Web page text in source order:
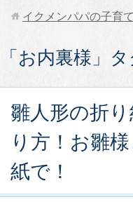
イクメンパパの子育
「お内裏様」
雛人形の折
り方！お雛
紙で！